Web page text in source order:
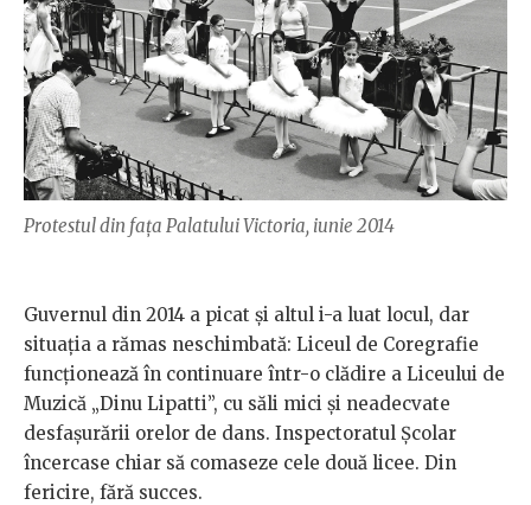
Protestul din fața Palatului Victoria, iunie 2014
Guvernul din 2014 a picat și altul i-a luat locul, dar
situația a rămas neschimbată: Liceul de Coregrafie
funcționează în continuare într-o clădire a Liceului de
Muzică „Dinu Lipatti”, cu săli mici și neadecvate
desfașurării orelor de dans. Inspectoratul Școlar
încercase chiar să comaseze cele două licee. Din
fericire, fără succes.